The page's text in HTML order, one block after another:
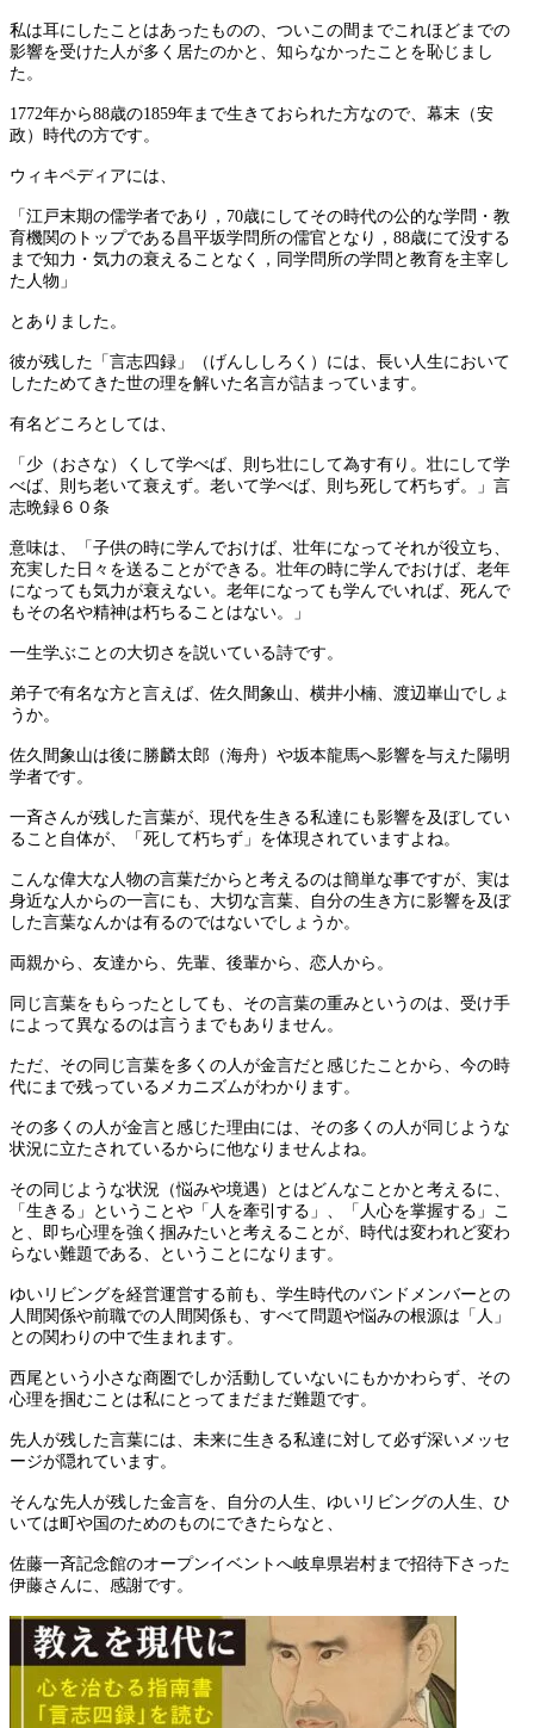
私は耳にしたことはあったものの、ついこの間までこれほどまでの
影響を受けた人が多く居たのかと、知らなかったことを恥じまし
た。
1772年から88歳の1859年まで生きておられた方なので、幕末（安
政）時代の方です。
ウィキペディアには、
「江戸末期の儒学者であり，70歳にしてその時代の公的な学問・教
育機関のトップである昌平坂学問所の儒官となり，88歳にて没する
まで知力・気力の衰えることなく，同学問所の学問と教育を主宰し
た人物」
とありました。
彼が残した「言志四録」（げんししろく）には、長い人生において
したためてきた世の理を解いた名言が詰まっています。
有名どころとしては、
「少（おさな）くして学べば、則ち壮にして為す有り。壮にして学
べば、則ち老いて衰えず。老いて学べば、則ち死して朽ちず。」言
志晩録６０条
意味は、「子供の時に学んでおけば、壮年になってそれが役立ち、
充実した日々を送ることができる。壮年の時に学んでおけば、老年
になっても気力が衰えない。老年になっても学んでいれば、死んで
もその名や精神は朽ちることはない。」
一生学ぶことの大切さを説いている詩です。
弟子で有名な方と言えば、佐久間象山、横井小楠、渡辺崋山でしょ
うか。
佐久間象山は後に勝麟太郎（海舟）や坂本龍馬へ影響を与えた陽明
学者です。
一斉さんが残した言葉が、現代を生きる私達にも影響を及ぼしてい
ること自体が、「死して朽ちず」を体現されていますよね。
こんな偉大な人物の言葉だからと考えるのは簡単な事ですが、実は
身近な人からの一言にも、大切な言葉、自分の生き方に影響を及ぼ
した言葉なんかは有るのではないでしょうか。
両親から、友達から、先輩、後輩から、恋人から。
同じ言葉をもらったとしても、その言葉の重みというのは、受け手
によって異なるのは言うまでもありません。
ただ、その同じ言葉を多くの人が金言だと感じたことから、今の時
代にまで残っているメカニズムがわかります。
その多くの人が金言と感じた理由には、その多くの人が同じような
状況に立たされているからに他なりませんよね。
その同じような状況（悩みや境遇）とはどんなことかと考えるに、
「生きる」ということや「人を牽引する」、「人心を掌握する」こ
と、即ち心理を強く掴みたいと考えることが、時代は変われど変わ
らない難題である、ということになります。
ゆいリビングを経営運営する前も、学生時代のバンドメンバーとの
人間関係や前職での人間関係も、すべて問題や悩みの根源は「人」
との関わりの中で生まれます。
西尾という小さな商圏でしか活動していないにもかかわらず、その
心理を掴むことは私にとってまだまだ難題です。
先人が残した言葉には、未来に生きる私達に対して必ず深いメッセ
ージが隠れています。
そんな先人が残した金言を、自分の人生、ゆいリビングの人生、ひ
いては町や国のためのものにできたらなと、
佐藤一斉記念館のオープンイベントへ岐阜県岩村まで招待下さった
伊藤さんに、感謝です。